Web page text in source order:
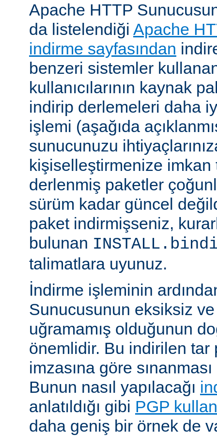
Apache HTTP
da listelendiği Apache
indirme sayfasından
benzeri sistemler
kullanıcılarının kaynak
indirip derlemeleri daha
işlemi (aşağıda
sunucunuzu
kişiselleştirmenize imkan
derlenmiş paketler
sürüm kadar güncel
paket indirmişseniz,
bulunan
talimatlara uyunuz.
İndirme işleminin
Sunucusunun eksiksiz
uğramamış olduğunun
önemlidir. Bu indirilen tar
imzasına göre
Bunun nasıl yapılacağı
anlatıldığı gibi PGP
daha geniş bir örnek de